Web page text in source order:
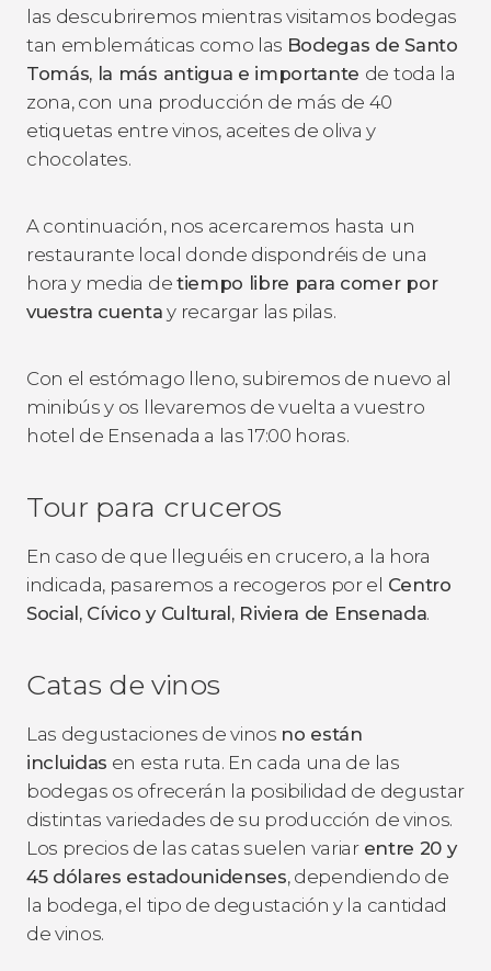
las descubriremos mientras visitamos bodegas
tan emblemáticas como las Bodegas de Santo
Tomás, la más antigua e importante de toda la
zona, con una producción de más de 40
etiquetas entre vinos, aceites de oliva y
chocolates.
A continuación, nos acercaremos hasta un
restaurante local donde dispondréis de una
hora y media de tiempo libre para comer por
vuestra cuenta y recargar las pilas.
Con el estómago lleno, subiremos de nuevo al
minibús y os llevaremos de vuelta a vuestro
hotel de Ensenada a las 17:00 horas.
Tour para cruceros
En caso de que lleguéis en crucero, a la hora
indicada, pasaremos a recogeros por el Centro
Social, Cívico y Cultural, Riviera de Ensenada.
Catas de vinos
Las degustaciones de vinos no están
incluidas en esta ruta. En cada una de las
bodegas os ofrecerán la posibilidad de degustar
distintas variedades de su producción de vinos.
Los precios de las catas suelen variar entre 20 y
45 dólares estadounidenses, dependiendo de
la bodega, el tipo de degustación y la cantidad
de vinos.